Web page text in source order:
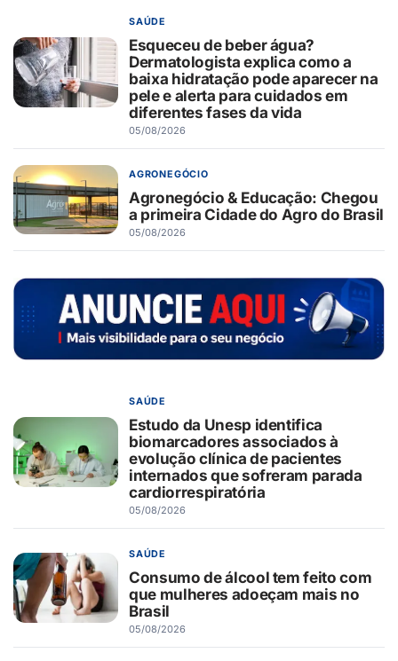
SAÚDE
Esqueceu de beber água?
Dermatologista explica como a
baixa hidratação pode aparecer na
pele e alerta para cuidados em
diferentes fases da vida
05/08/2026
AGRONEGÓCIO
Agronegócio & Educação: Chegou
a primeira Cidade do Agro do Brasil
05/08/2026
SAÚDE
Estudo da Unesp identifica
biomarcadores associados à
evolução clínica de pacientes
internados que sofreram parada
cardiorrespiratória
05/08/2026
SAÚDE
Consumo de álcool tem feito com
que mulheres adoeçam mais no
Brasil
05/08/2026